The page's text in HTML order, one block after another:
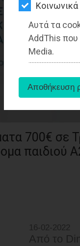
Αυτά τα
AddThis που
Media.
700€ σε
παιδιού
16-02-2022
Από τo